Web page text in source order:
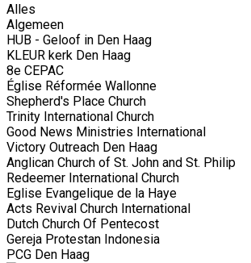
Alles
Algemeen
HUB - Geloof in Den Haag
KLEUR kerk Den Haag
8e CEPAC
Église Réformée Wallonne
Shepherd's Place Church
Trinity International Church
Good News Ministries International
Victory Outreach Den Haag
Anglican Church of St. John and St. Philip
Redeemer International Church
Eglise Evangelique de la Haye
Acts Revival Church International
Dutch Church Of Pentecost
Gereja Protestan Indonesia
PCG Den Haag